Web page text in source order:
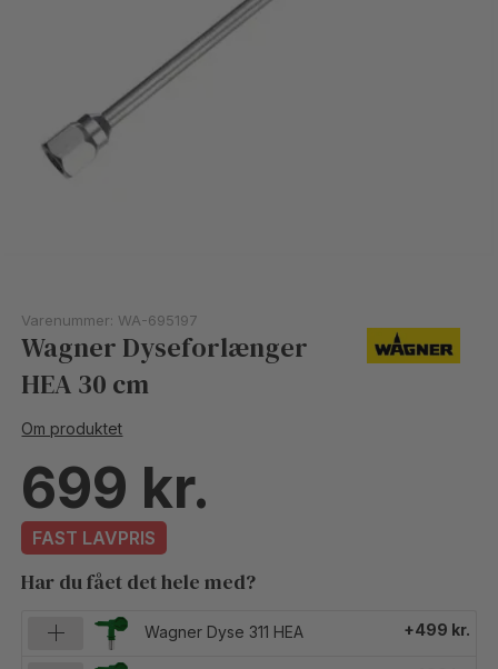
Varenummer: WA-695197
Wagner Dyseforlænger
HEA 30 cm
Om produktet
699
FAST LAVPRIS
Har du fået det hele med?
Wagner Dyse 311 HEA +499 kr.